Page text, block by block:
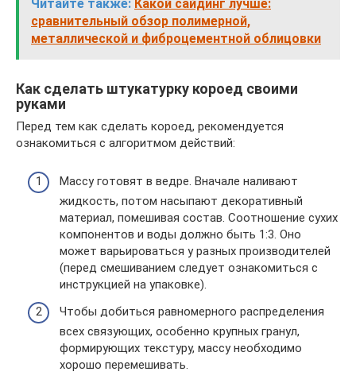
Читайте также: Какой сайдинг лучше:
сравнительный обзор полимерной,
металлической и фиброцементной облицовки
Как сделать штукатурку короед своими
руками
Перед тем как сделать короед, рекомендуется
ознакомиться с алгоритмом действий:
Массу готовят в ведре. Вначале наливают
жидкость, потом насыпают декоративный
материал, помешивая состав. Соотношение сухих
компонентов и воды должно быть 1:3. Оно
может варьироваться у разных производителей
(перед смешиванием следует ознакомиться с
инструкцией на упаковке).
Чтобы добиться равномерного распределения
всех связующих, особенно крупных гранул,
формирующих текстуру, массу необходимо
хорошо перемешивать.